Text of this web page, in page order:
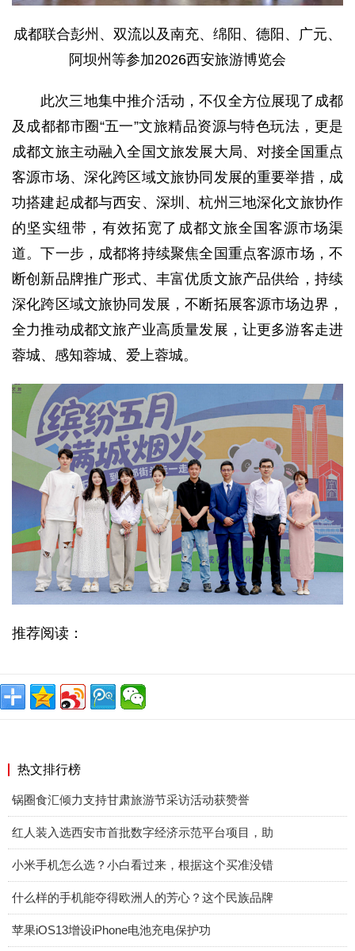
成都联合彭州、双流以及南充、绵阳、德阳、广元、
阿坝州等参加2026西安旅游博览会
此次三地集中推介活动，不仅全方位展现了成都
及成都都市圈“五一”文旅精品资源与特色玩法，更是
成都文旅主动融入全国文旅发展大局、对接全国重点
客源市场、深化跨区域文旅协同发展的重要举措，成
功搭建起成都与西安、深圳、杭州三地深化文旅协作
的坚实纽带，有效拓宽了成都文旅全国客源市场渠
道。下一步，成都将持续聚焦全国重点客源市场，不
断创新品牌推广形式、丰富优质文旅产品供给，持续
深化跨区域文旅协同发展，不断拓展客源市场边界，
全力推动成都文旅产业高质量发展，让更多游客走进
蓉城、感知蓉城、爱上蓉城。
推荐阅读：
热文排行榜
锅圈食汇倾力支持甘肃旅游节采访活动获赞誉
红人装入选西安市首批数字经济示范平台项目，助
小米手机怎么选？小白看过来，根据这个买准没错
什么样的手机能夺得欧洲人的芳心？这个民族品牌
苹果iOS13增设iPhone电池充电保护功